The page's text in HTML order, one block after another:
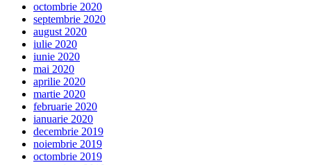
octombrie 2020
septembrie 2020
august 2020
iulie 2020
iunie 2020
mai 2020
aprilie 2020
martie 2020
februarie 2020
ianuarie 2020
decembrie 2019
noiembrie 2019
octombrie 2019